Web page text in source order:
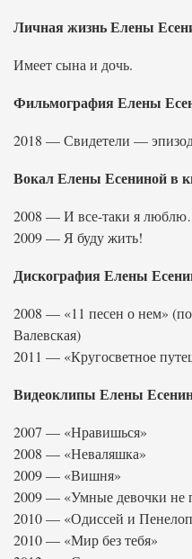
Личная жизнь Елены
Имеет сына и дочь.
Фильмография Елены
2018 — Свидетели —
Вокал Елены Есениной в
2008 — И все-таки я
2009 — Я буду жить!
Дискография Елены
2008 — «11 песен о нем»
Валевская)
2011 — «Кругосветное
Видеоклипы Елены
2007 — «Нравишься»
2008 — «Неваляшка»
2009 — «Вишня»
2009 — «Умные девочки не
2010 — «Одиссей и
2010 — «Мир без тебя»